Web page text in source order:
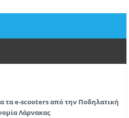
τα e-scooters από την Ποδηλατική
Λάρνακας